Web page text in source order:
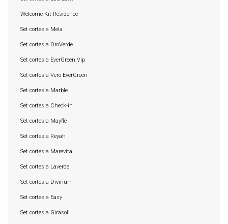
Welcome Kit Residence
Set cortesia Mela
Set cortesia OroVerde
Set cortesia EverGreen Vip
Set cortesia Vero EverGreen
Set cortesia Marble
Set cortesia Check-in
Set cortesia Mayflé
Set cortesia Reyah
Set cortesia Marevita
Set cortesia Laverde
Set cortesia Divinum
Set cortesia Easy
Set cortesia Girasoli